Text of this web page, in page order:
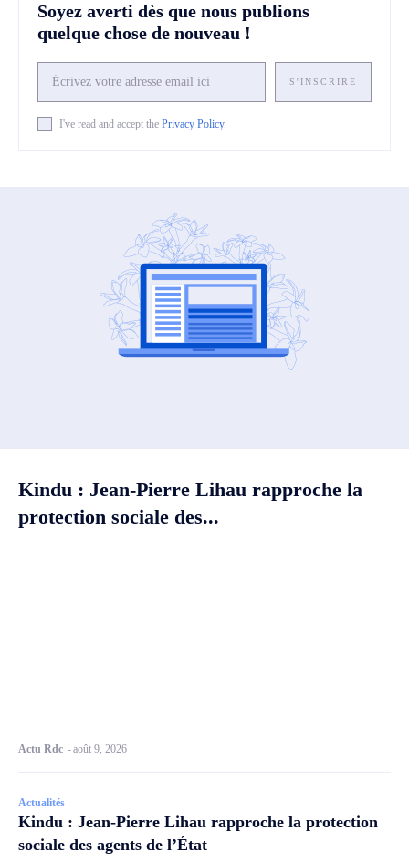
Soyez averti dès que nous publions
quelque chose de nouveau !
S'INSCRIRE
I've read and accept the Privacy Policy.
Kindu : Jean-Pierre Lihau rapproche la
protection sociale des...
Actu Rdc -août 9, 2026
Actualités
Kindu : Jean-Pierre Lihau rapproche la protection
sociale des agents de l’État